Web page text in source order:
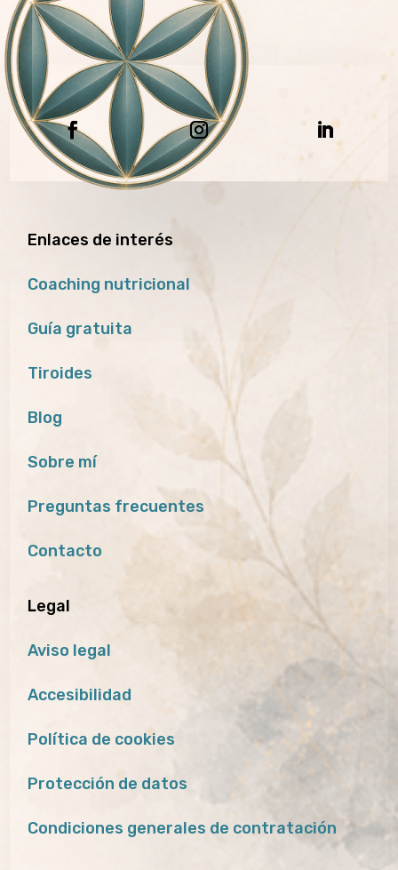
Enlaces de interés
Coaching nutricional
Guía gratuita
Tiroides
Blog
Sobre mí
Preguntas frecuentes
Contacto
Legal
Aviso legal
Accesibilidad
Política de cookies
Protección de datos
Condiciones generales de contratación